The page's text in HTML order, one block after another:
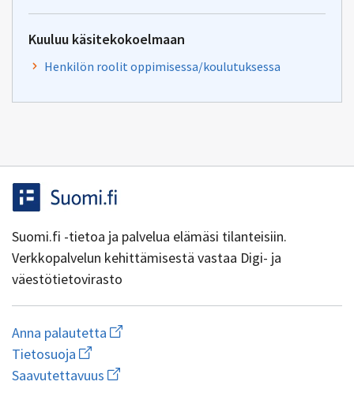
Kuuluu käsitekokoelmaan
Henkilön roolit oppimisessa/koulutuksessa
Suomi.fi -tietoa ja palvelua elämäsi tilanteisiin.
Verkkopalvelun kehittämisestä vastaa Digi- ja
väestötietovirasto
Anna palautetta Aloita
uuden
kirjoitus
osoitteeseen
Tietosuoja Avaa
linkki
uuteen
Saavutettavuus Avaa
linkki